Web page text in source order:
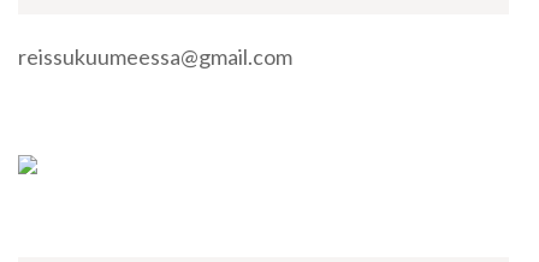
reissukuumeessa@gmail.com